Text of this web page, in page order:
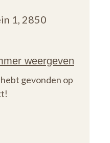
1, 2850
gevonden op